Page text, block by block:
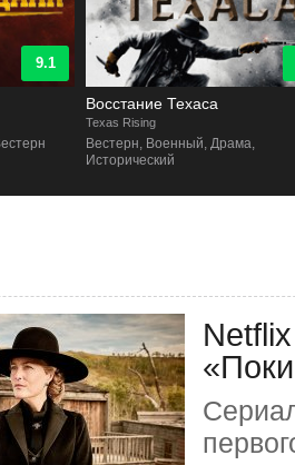
9.1
Восстание Техаса
Texas Rising
Вестерн, Военный, Драма,
Исторический